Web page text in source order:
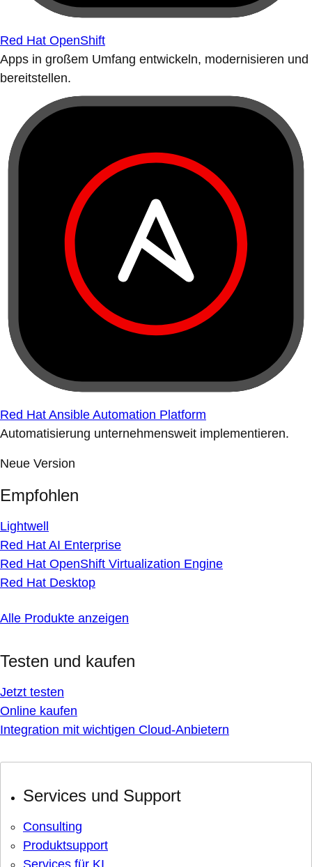
Red Hat OpenShift
Apps in großem Umfang entwickeln, modernisieren und
bereitstellen.
Red Hat Ansible Automation Platform
Automatisierung unternehmensweit implementieren.
Neue Version
Empfohlen
Lightwell
Red Hat AI Enterprise
Red Hat OpenShift Virtualization Engine
Red Hat Desktop
Alle Produkte anzeigen
Testen und kaufen
Jetzt testen
Online kaufen
Integration mit wichtigen Cloud-Anbietern
Services und Support
Consulting
Produktsupport
Services für KI